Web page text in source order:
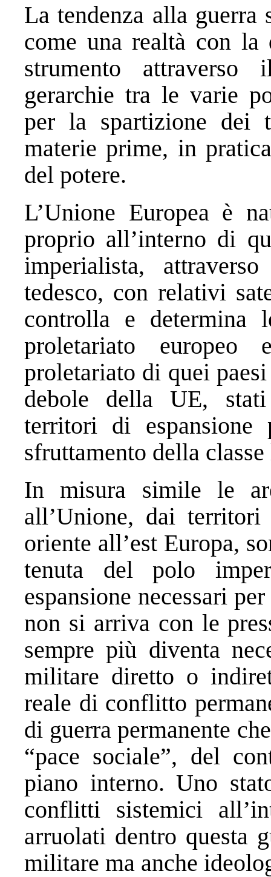
La tendenza alla
come una realtà con
strumento
gerarchie tra le varie
per la spartizione dei
materie prime, in
del potere.
L’Unione Europea è
proprio all’interno di
imperialista,
tedesco, con relativi
controlla e determina
proletariato
proletariato di quei
debole della UE,
territori di
sfruttamento della
In misura simile le
all’Unione, dai
oriente all’est Europa,
tenuta del polo
espansione necessari
non si arriva con le
sempre più diventa
militare diretto o
reale di conflitto
di guerra permanente
“pace sociale”, del
piano interno. Uno
conflitti sistemici
arruolati dentro questa
militare ma anche